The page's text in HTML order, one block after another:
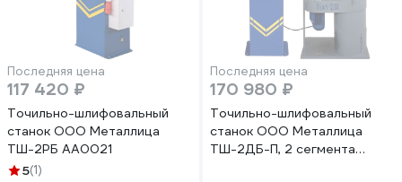
Последняя цена
117 420 ₽
Точильно-шлифовальный
станок ООО Металлица
ТШ-2РБ АА0021
5(1)
Последняя цена
170 980 ₽
Точильно-шлифовальный
станок ООО Металлица
ТШ-2ДБ-П, 2 сегмента